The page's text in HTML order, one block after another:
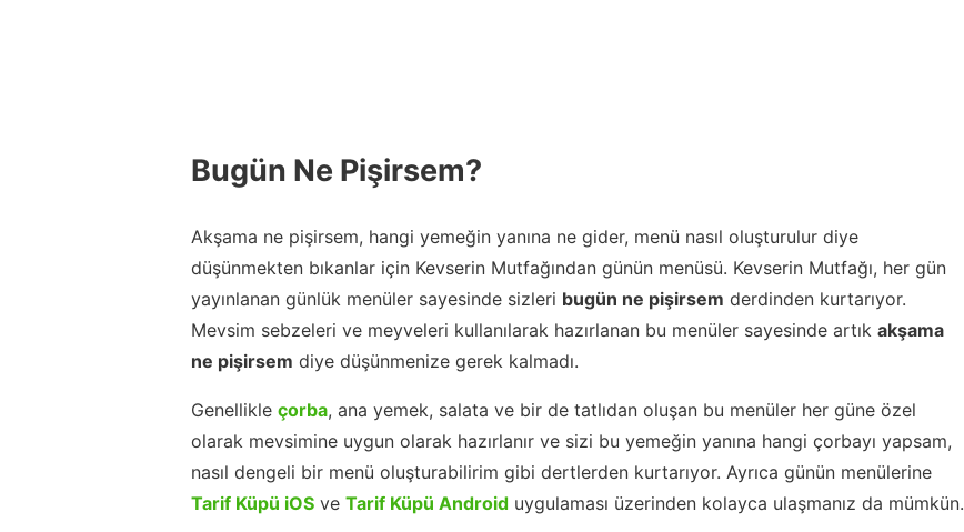
Bugün Ne Pişirsem?
Akşama ne pişirsem, hangi yemeğin yanına ne gider, menü nasıl oluşturulur diye
düşünmekten bıkanlar için Kevserin Mutfağından günün menüsü. Kevserin Mutfağı, her gün
yayınlanan günlük menüler sayesinde sizleri bugün ne pişirsem derdinden kurtarıyor.
Mevsim sebzeleri ve meyveleri kullanılarak hazırlanan bu menüler sayesinde artık akşama
ne pişirsem diye düşünmenize gerek kalmadı.
Genellikle çorba, ana yemek, salata ve bir de tatlıdan oluşan bu menüler her güne özel
olarak mevsimine uygun olarak hazırlanır ve sizi bu yemeğin yanına hangi çorbayı yapsam,
nasıl dengeli bir menü oluşturabilirim gibi dertlerden kurtarıyor. Ayrıca günün menülerine
Tarif Küpü iOS ve Tarif Küpü Android uygulaması üzerinden kolayca ulaşmanız da mümkün.